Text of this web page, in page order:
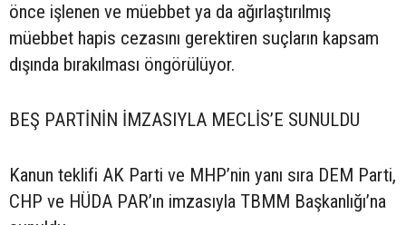
önce işlenen ve müebbet ya da ağırlaştırılmış
müebbet hapis cezasını gerektiren suçların kapsam
dışında bırakılması öngörülüyor.
BEŞ PARTİNİN İMZASIYLA MECLİS’E SUNULDU
Kanun teklifi AK Parti ve MHP’nin yanı sıra DEM Parti,
CHP ve HÜDA PAR’ın imzasıyla TBMM Başkanlığı’na